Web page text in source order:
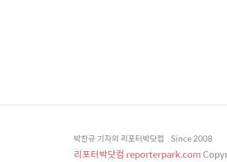
박찬규 기자의 리포터박닷컴 Since 2008
리포터박닷컴 reporterpark.com